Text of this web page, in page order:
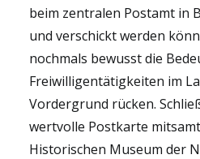
beim zentralen Postamt in
und verschickt werden
nochmals bewusst die
Freiwilligentätigkeiten im
Vordergrund rücken.
wertvolle Postkarte
Historischen Museum der